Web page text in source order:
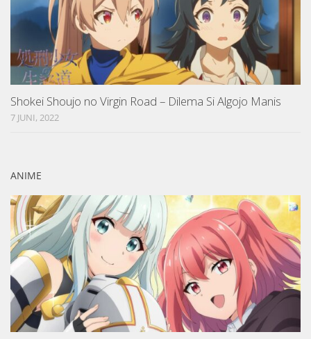
Shokei Shoujo no Virgin Road – Dilema Si Algojo Manis
7 JUNI, 2022
ANIME